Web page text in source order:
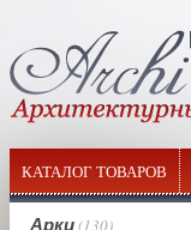
КАТАЛОГ ТОВАРОВ
Арки(130)